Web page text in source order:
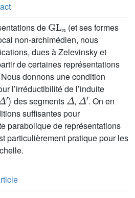
de
GLn
(et ses formes
non-archimédien, nous
dues à Zelevinsky et
de certaines représentations
Nous donnons une condition
l’irréductibilité de l’induite
des segments
Δ
,
Δ'
. On en
suffisantes pour
parabolique de représentations
particulièrement pratique pour les